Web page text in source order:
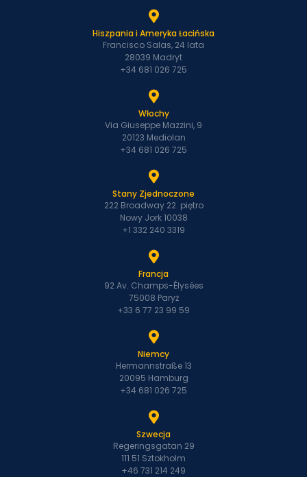
Hiszpania i Ameryka Łacińska
Francisco Salas, 24 lata
28039 Madryt
+34 681 026 725
Włochy
Via Giuseppe Mazzini, 9
20123 Mediolan
+34 681 026 725
Stany Zjednoczone
222 Broadway 22. piętro
Nowy Jork 10038
+1 332 240 3319
Francja
92 Av. Champs-Élysées
75008 Paryż
+33 6 77 23 99 59
Niemcy
Hermannstraße 13
20095 Hamburg
+34 681 026 725
Szwecja
Regeringsgatan 29
111 51 Sztokholm
+46 731 214 249